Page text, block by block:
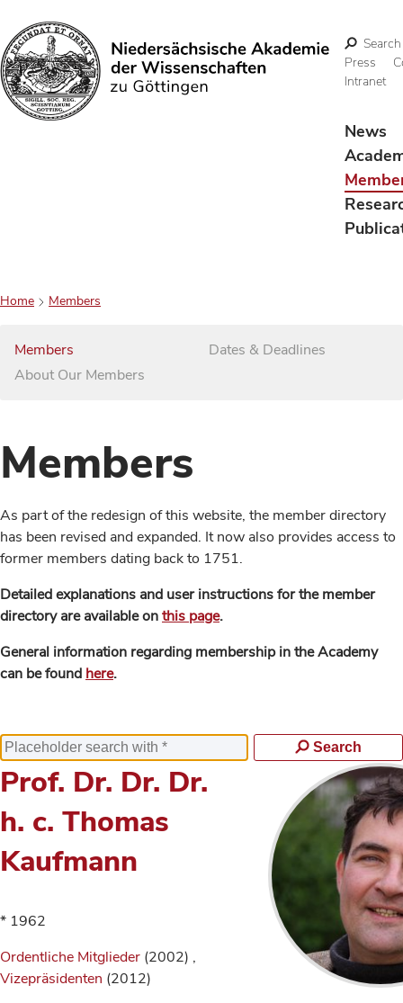
Search
Search
Press
Intranet
News
Home Members
Members
About Our Members
Dates & Deadlines
Members
As part of the redesign of this website, the member directory
has been revised and expanded. It now also provides access to
former members dating back to 1751.
Detailed explanations and user instructions for the member
directory are available onthis page.
General information regarding membership in the Academy
can be found here.
Search
Prof. Dr. Dr. Dr.
h. c. Thomas
Kaufmann
* 1962
Ordentliche Mitglieder (2002) ,
Vizepräsidenten (2012)